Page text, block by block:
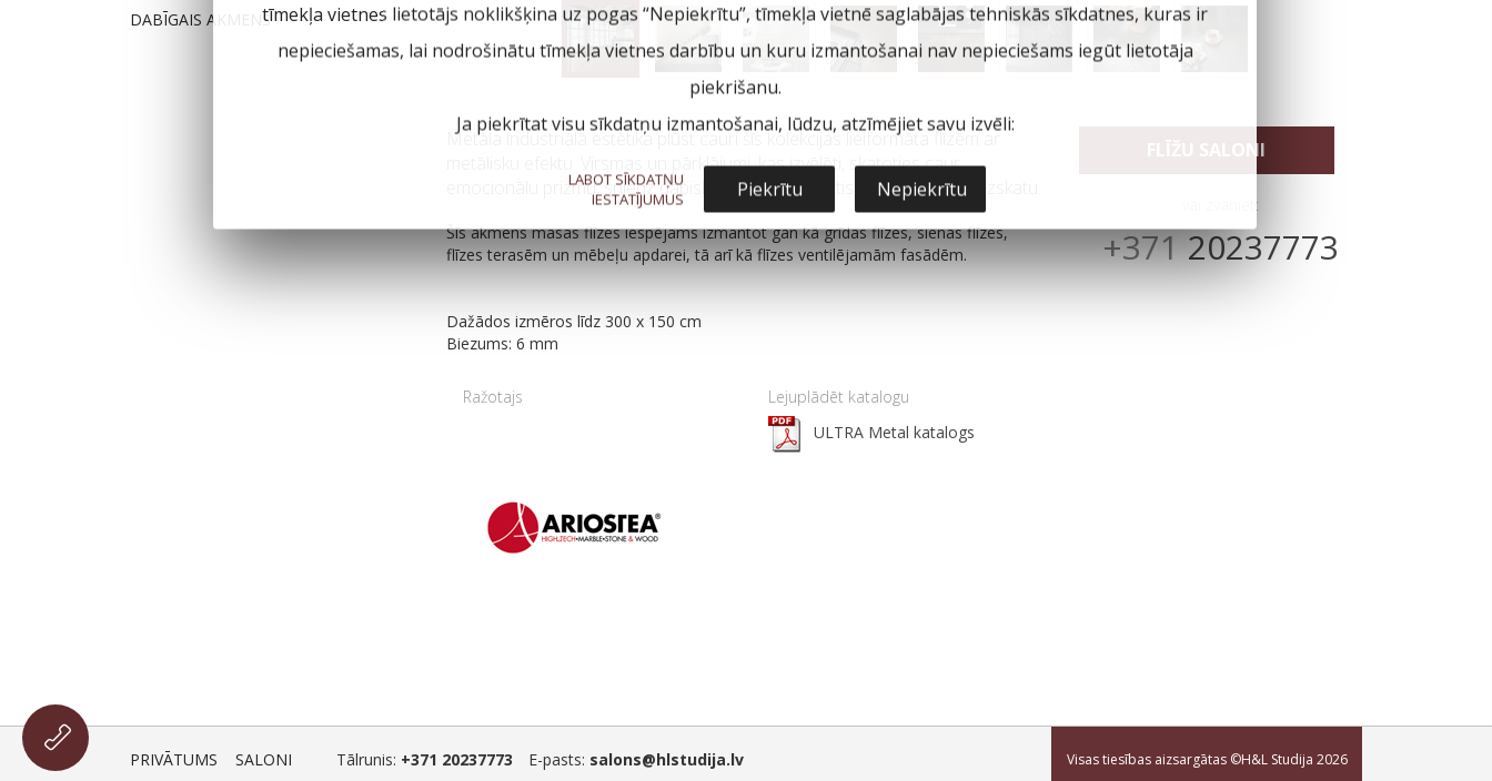
DABĪGAIS AKMENS
Metāla industriālā estētika plūst cauri šīs kolekcijas lielformāta flīzēm ar
metālisku efektu. Virsmas un pārklājumi, kas izvēlēti, skatoties caur
emocionālu prizmu, sniedz dabiskas un ļoti futūristiskas arhitektūras izskatu.
Šīs akmens masas flīzes iespējams izmantot gan kā grīdas flīzes, sienas flīzes,
flīzes terasēm un mēbeļu apdarei, tā arī kā flīzes ventilējamām fasādēm.
Dažādos izmēros līdz 300 x 150 cm
Biezums: 6 mm
FLĪŽU SALONI
vai zvaniet:
+37120237773
Ražotajs
Lejuplādēt katalogu
ULTRA Metal katalogs
PRIVĀTUMS SALONI Tālrunis: +371 20237773 E-pasts: salons@hlstudija.lv Visas tiesības aizsargātas ©H&L Studija 2026
tīmekļa vietnes lietotājs noklikšķina uz pogas “Nepiekrītu”, tīmekļa vietnē saglabājas tehniskās sīkdatnes, kuras ir
nepieciešamas, lai nodrošinātu tīmekļa vietnes darbību un kuru izmantošanai nav nepieciešams iegūt lietotāja
piekrišanu.
Ja piekrītat visu sīkdatņu izmantošanai, lūdzu, atzīmējiet savu izvēli:
LABOT SĪKDATŅU
IESTATĪJUMUS
Piekrītu Nepiekrītu